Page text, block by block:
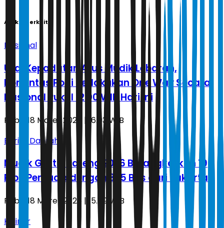
Artikel Terkait
Nasional
Urai Kepadatan Arus Mudik Lebaran,
Korlantas Polri Berlakukan One Way Secara
Nasional Pukul 12.00 WIB Hari Ini
Rabu, 18 Maret 2026 | 16.03 WIB
Berita Daerah
Mudik Gratis Jateng 2026 Berangkatkan 19
Ribu Pemudik dengan 325 Bus dari Jakarta
Rabu, 18 Maret 2026 | 15.49 WIB
Kuliner